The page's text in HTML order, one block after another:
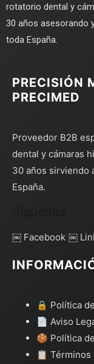
rotatorio dental y
30 años asesorando
toda España.
PRECISIÓN
PRECIMED
Proveedor B2B
dental y cámaras
30 años sirviendo
España.
￼ Facebook ￼
🔒 Política
📄 Aviso
🍪 Política
📋 Términos